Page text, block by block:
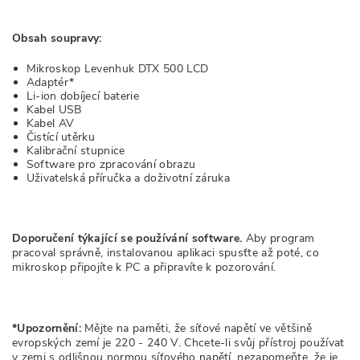
Obsah soupravy:
Mikroskop Levenhuk DTX 500 LCD
Adaptér*
Li-ion dobíjecí baterie
Kabel USB
Kabel AV
Čistící utěrku
Kalibrační stupnice
Software pro zpracování obrazu
Uživatelská příručka a doživotní záruka
Doporučení týkající se používání software. Aby program
pracoval správně, instalovanou aplikaci spusťte až poté, co
mikroskop připojíte k PC a připravíte k pozorování.
*Upozornění:Mějte na paměti, že síťové napětí ve většině
evropských zemí je 220 - 240 V. Chcete-li svůj přístroj používat